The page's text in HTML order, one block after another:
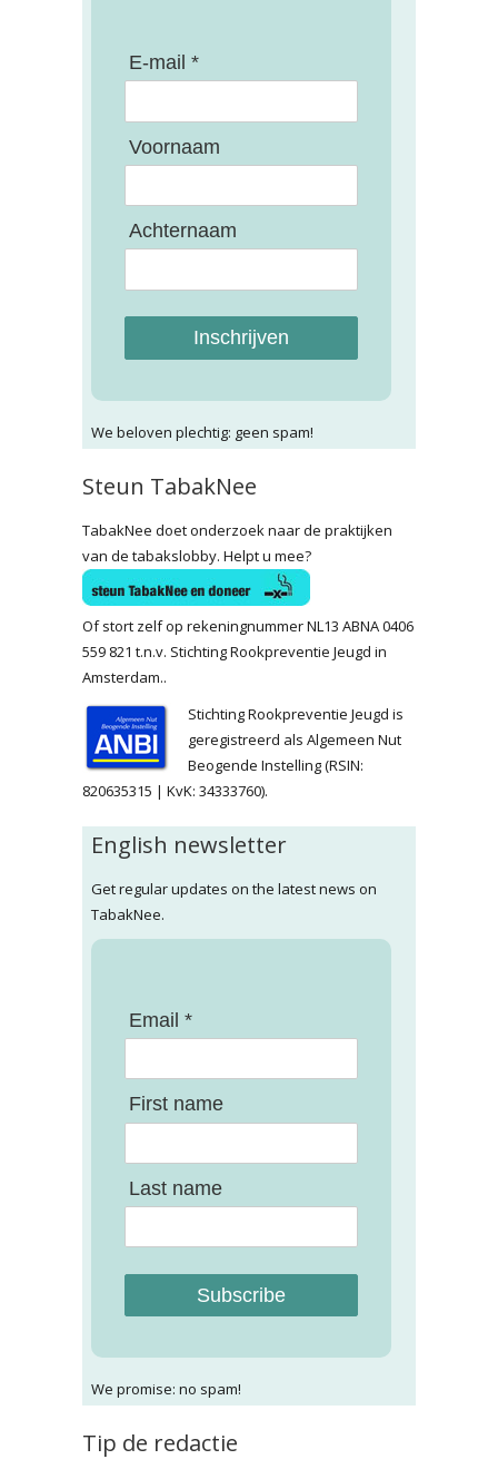
E-mail *
Voornaam
Achternaam
Inschrijven
We beloven plechtig: geen spam!
Steun TabakNee
TabakNee doet onderzoek naar de praktijken
van de tabakslobby. Helpt u mee?
Of stort zelf op rekeningnummer NL13 ABNA 0406
559 821 t.n.v. Stichting Rookpreventie Jeugd in
Amsterdam..
Stichting Rookpreventie Jeugd is
geregistreerd als Algemeen Nut
Beogende Instelling (RSIN:
820635315 | KvK: 34333760).
English newsletter
Get regular updates on the latest news on
TabakNee.
Email *
First name
Last name
Subscribe
We promise: no spam!
Tip de redactie